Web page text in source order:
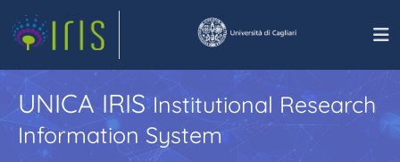
UNICA IRISInstitutional Research
Information System